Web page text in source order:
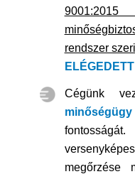
rendszer
Cégünk
fontosságát.
megőrzése